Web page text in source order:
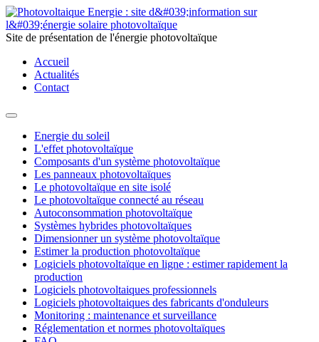
Site de présentation de l'énergie photovoltaïque
Accueil
Actualités
Contact
Energie du soleil
L'effet photovoltaïque
Composants d'un système photovoltaïque
Les panneaux photovoltaïques
Le photovoltaïque en site isolé
Le photovoltaïque connecté au réseau
Autoconsommation photovoltaïque
Systèmes hybrides photovoltaïques
Dimensionner un système photovoltaïque
Estimer la production photovoltaïque
Logiciels photovoltaïque en ligne : estimer rapidement la
production
Logiciels photovoltaiques professionnels
Logiciels photovoltaiques des fabricants d'onduleurs
Monitoring : maintenance et surveillance
Réglementation et normes photovoltaïques